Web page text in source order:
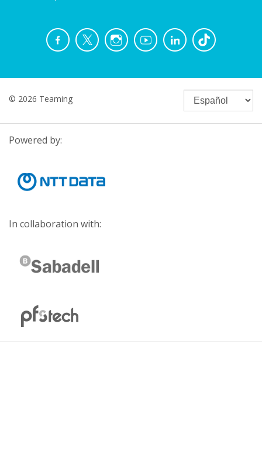
© 2026 Teaming
Powered by:
In collaboration with: